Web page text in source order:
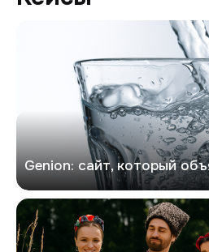
Genion: сайт, который
Казачий рассвет